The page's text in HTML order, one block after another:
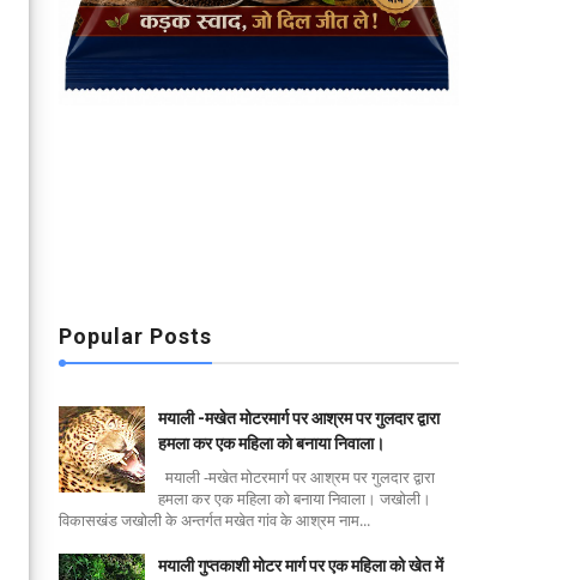
Popular Posts
मयाली -मखेत मोटरमार्ग पर आश्रम पर गुलदार द्वारा
हमला कर एक महिला को बनाया निवाला।
मयाली -मखेत मोटरमार्ग पर आश्रम पर गुलदार द्वारा
हमला कर एक महिला को बनाया निवाला। जखोली।
विकासखंड जखोली के अन्तर्गत मखेत गांव के आश्रम नाम...
मयाली गुप्तकाशी मोटर मार्ग पर एक महिला को खेत में